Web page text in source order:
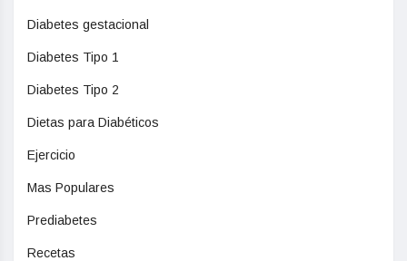
Diabetes gestacional
Diabetes Tipo 1
Diabetes Tipo 2
Dietas para Diabéticos
Ejercicio
Mas Populares
Prediabetes
Recetas